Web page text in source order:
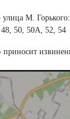
М.
48, 50, 50А, 52, 54